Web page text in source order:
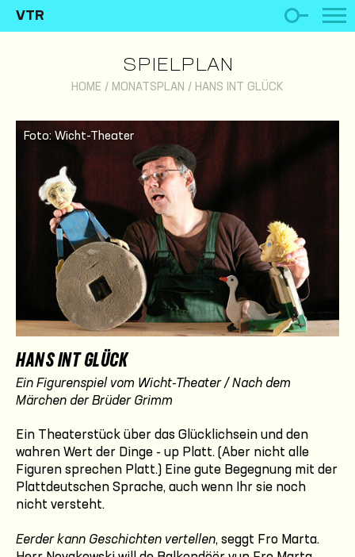
VTR
SPIELPLAN
HOME / MONATSPLAN / HANS INT GLÜCK
Foto: Wicht-Theater
HANS INT GLÜCK
Ein Figurenspiel vom Wicht-Theater / Nach dem
Märchen der Brüder Grimm
Ein Theaterstück über das Glücklichsein und den
wahren Wert der Dinge - up Platt. (Aber nicht alle
Figuren sprechen Platt.) Eine gute Begegnung mit der
Plattdeutschen Sprache, auch wenn Ihr sie noch
nicht versteht.
Eerder kann Geschichten vertellen, seggt Fro Marta.